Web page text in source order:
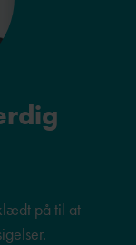
på til at